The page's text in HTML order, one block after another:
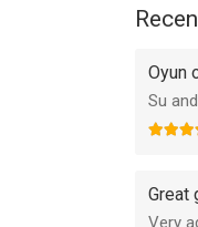
Oyun
Su
Great
Very